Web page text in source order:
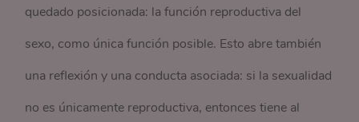
quedado posicionada: la función reproductiva del
sexo, como única función posible. Esto abre también
una reflexión y una conducta asociada: si la sexualidad
no es únicamente reproductiva, entonces tiene al